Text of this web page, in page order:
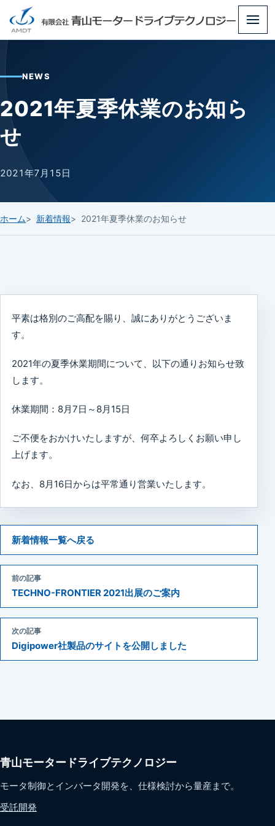
メ
NEWS
2021年夏季休業のお知ら
せ
2021年7月15日
ホーム 新着情報 2021年夏季休業のお知らせ
平素は格別のご高配を賜り、誠にありがとうございま
す。
2021年の夏季休業期間について、以下の通りお知らせ致
します。
休業期間：8月7日～8月15日
ご不便をおかけいたしますが、何卒よろしくお願い申し
上げます。
なお、8月16日からは平常通り営業いたします。
前の記事
TECHNO-FRONTIER 2021出展のご案内
新着情報一覧へ戻る
次の記事
Digipower社製品のサイトを公開しました
青山モータードライブテクノロジー
モータ制御とインバータ開発を、仕様検討から量産まで。
受託開発